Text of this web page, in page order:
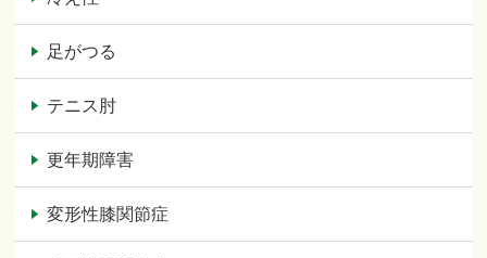
足がつる
テニス肘
更年期障害
変形性膝関節症